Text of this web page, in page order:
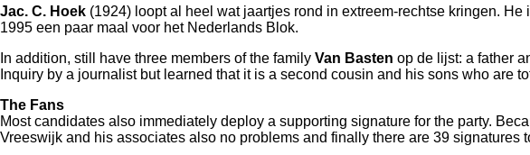
Jac. C. Hoek (1924) loopt al heel wat jaartjes rond in extreem-rechtse kringen.
1995 een paar maal voor het Nederlands Blok.
In addition, still have three members of the family Van Basten op de lijst: a father
Inquiry by a journalist but learned that it is a second cousin and his sons who are
The Fans
Most candidates also immediately deploy a supporting signature for the party.
Vreeswijk and his associates also no problems and finally there are 39 signatures